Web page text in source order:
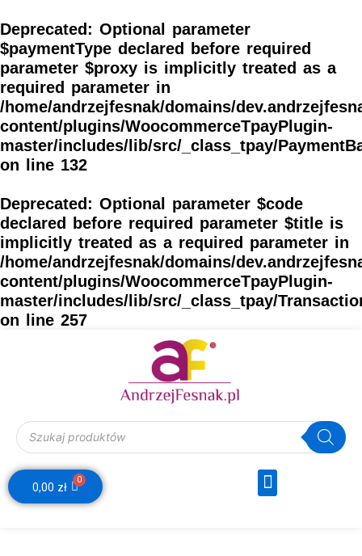
Deprecated : Optional parameter
$paymentType declared before required
parameter $proxy is implicitly treated as a
required parameter in
/home/andrzejfesnak/domains/
content/plugins/WoocommerceTpayPlugin-
master/includes/lib/src/_class_tpay/
on line 132
Deprecated : Optional parameter $code
declared before required parameter $title is
implicitly treated as a required parameter in
/home/andrzejfesnak/domains/
content/plugins/WoocommerceTpayPlugin-
master/includes/lib/src/_class_tpay/
on line 257
to
content
Menu
Wyszukiwarka produktów
0,00 zł
0
Wózek